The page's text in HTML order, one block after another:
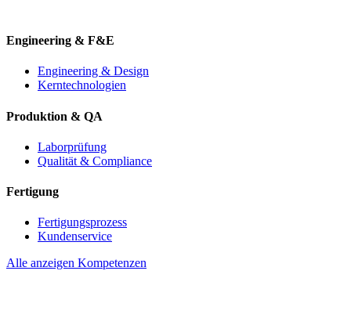
Engineering & F&E
Engineering & Design
Kerntechnologien
Produktion & QA
Laborprüfung
Qualität & Compliance
Fertigung
Fertigungsprozess
Kundenservice
Alle anzeigen Kompetenzen